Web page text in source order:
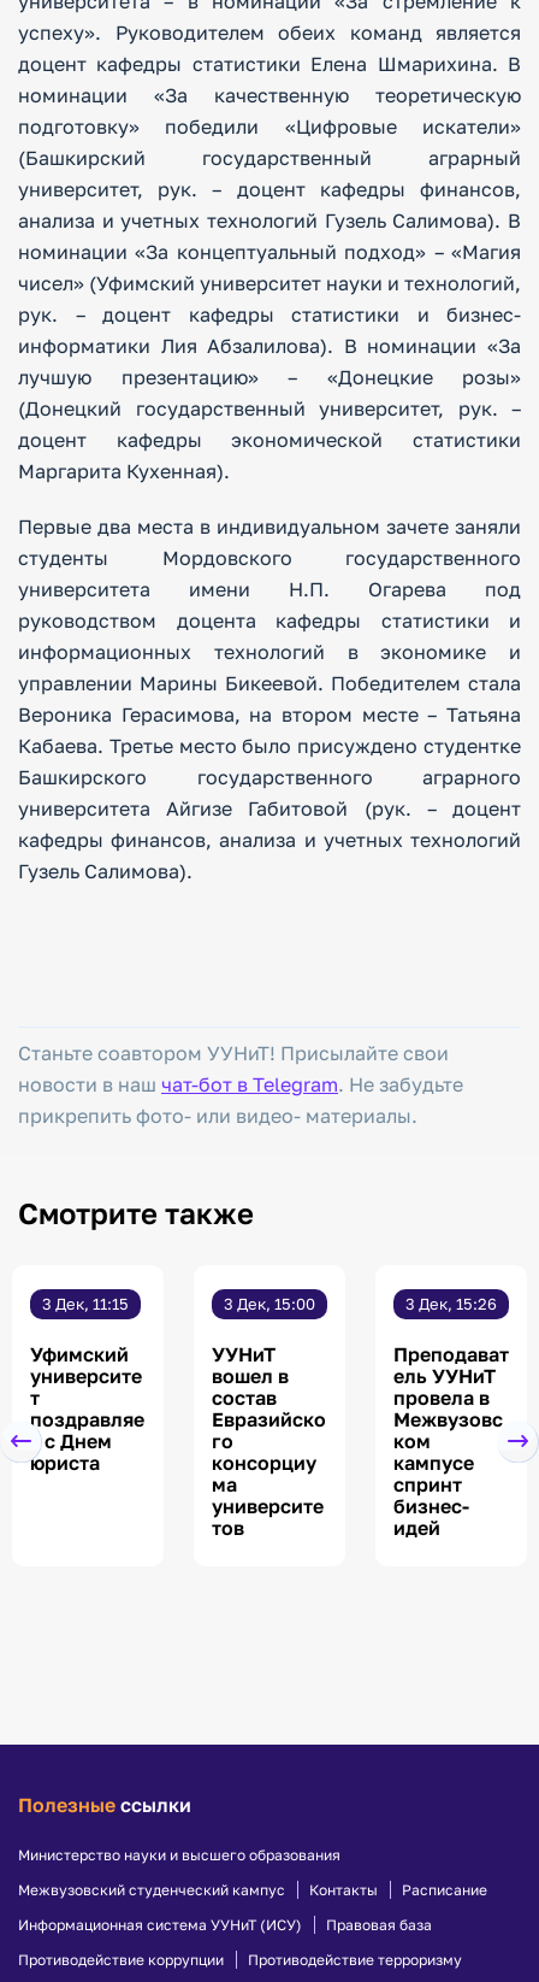
успеху». Руководителем обеих команд является
доцент кафедры статистики Елена Шмарихина. В
номинации «За качественную теоретическую
подготовку» победили «Цифровые искатели»
(Башкирский государственный аграрный
университет, рук. – доцент кафедры финансов,
анализа и учетных технологий Гузель Салимова). В
номинации «За концептуальный подход» – «Магия
чисел» (Уфимский университет науки и технологий,
рук. – доцент кафедры статистики и бизнес-
информатики Лия Абзалилова). В номинации «За
лучшую презентацию» – «Донецкие розы»
(Донецкий государственный университет, рук. –
доцент кафедры экономической статистики
Маргарита Кухенная).
Первые два места в индивидуальном зачете заняли
студенты Мордовского государственного
университета имени Н.П. Огарева под
руководством доцента кафедры статистики и
информационных технологий в экономике и
управлении Марины Бикеевой. Победителем стала
Вероника Герасимова, на втором месте – Татьяна
Кабаева. Третье место было присуждено студентке
Башкирского государственного аграрного
университета Айгизе Габитовой (рук. – доцент
кафедры финансов, анализа и учетных технологий
Гузель Салимова).
Станьте соавтором УУНиТ! Присылайте свои
новости в наш чат-бот в Telegram. Не забудьте
прикрепить фото- или видео- материалы.
Смотрите также
3 Дек, 11:15
Уфимский
университе
т
поздравляе
т с Днем
юриста
3 Дек, 15:00
УУНиТ
вошел в
состав
Евразийско
го
консорциу
ма
университе
тов
3 Дек, 15:26
Преподават
ель УУНиТ
провела в
Межвузовс
ком
кампусе
спринт
бизнес-
идей
Полезные ссылки
Министерство науки и высшего образования
Межвузовский студенческий кампус
Контакты
Расписание
Информационная система УУНиТ (ИСУ)
Правовая база
Противодействие коррупции
Противодействие терроризму